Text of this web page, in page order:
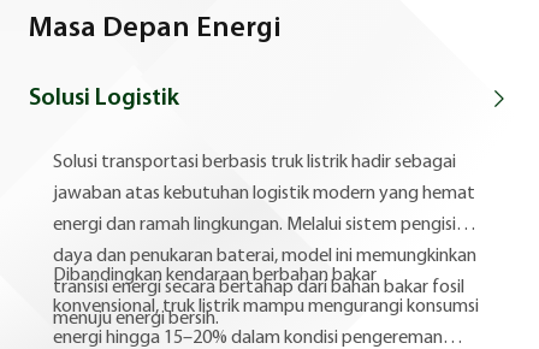
Masa Depan Energi
Solusi Logistik
Solusi transportasi berbasis truk listrik hadir sebagai
jawaban atas kebutuhan logistik modern yang hemat
energi dan ramah lingkungan. Melalui sistem pengisian
daya dan penukaran baterai, model ini memungkinkan
transisi energi secara bertahap dari bahan bakar fosil
menuju energi bersih.
Dibandingkan kendaraan berbahan bakar
konvensional, truk listrik mampu mengurangi konsumsi
energi hingga 15–20% dalam kondisi pengereman